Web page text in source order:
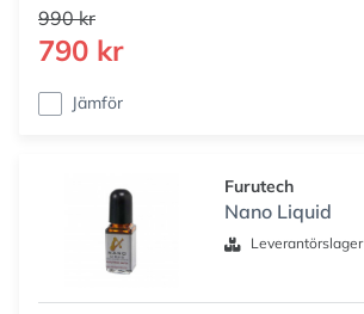
990 kr
790 kr
Jämför
Furutech
Nano Liquid
Leverantörslager